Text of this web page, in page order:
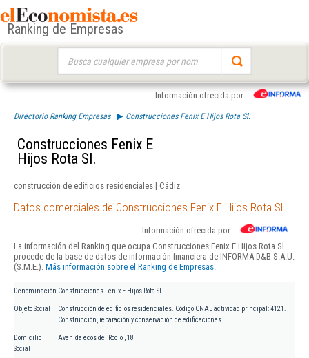
Ranking de Empresas
Información ofrecida por
Directorio Ranking Empresas Construcciones Fenix E Hijos Rota Sl.
Construcciones Fenix E
Hijos Rota Sl.
construcción de edificios residenciales | Cádiz
Datos comerciales de Construcciones Fenix E Hijos Rota Sl.
Información ofrecida por
La información del Ranking que ocupa Construcciones Fenix E Hijos Rota Sl.
procede de la base de datos de información financiera de INFORMA D&B S.A.U.
(S.M.E.). Más información sobre el Ranking de Empresas.
Denominación Construcciones Fenix E Hijos Rota Sl.
Objeto Social
Construcción de edificios residenciales. Código CNAE actividad principal: 4121.
Construcción, reparación y conservación de edificaciones
Domicilio
Social
Avenida ecos del Rocio , 18